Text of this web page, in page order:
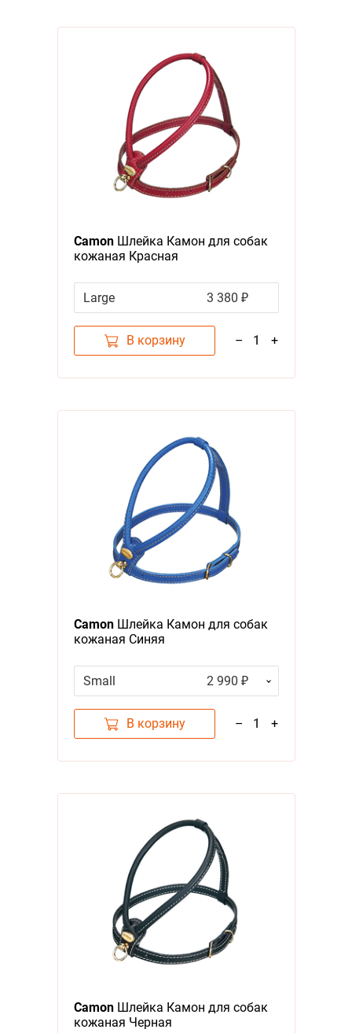
CamonШлейка Камон для собак
кожаная Красная
Large 3 380 ₽
В корзину – 1 +
CamonШлейка Камон для собак
кожаная Синяя
Small 2 990 ₽
В корзину – 1 +
CamonШлейка Камон для собак
кожаная Черная